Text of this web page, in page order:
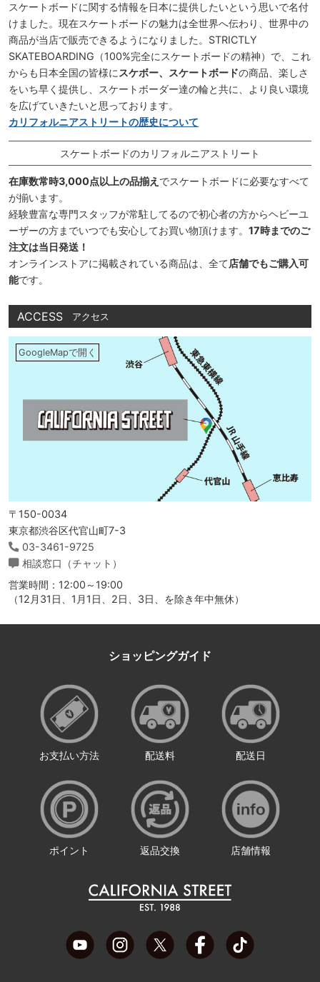
スケートボードに関する情報を日本に提供したいという思いで名付
けました。現在スケートボードの魅力は全世界へ伝わり、世界中の
商品が当店で販売できるようになりました。STRICTLY
SKATEBOARDING（100%完全にスケートボードの精神）で、これ
からも日本全国の皆様に スケボー、スケートボードの商品、楽しさ
をいち早く提供し、スケートボーダー達の輪と共に、より良い環境
を広げていきたいと思っております。
カリフォルニアストリートの歴史について
スケートボードのカリフォルニアストリート
在庫数常時3,000点以上の品揃え でスケートボードに必要なすべて
が揃います。
経験豊富な専門スタッフが常駐してるので初心者の方からヘビーユ
ーザーの方までいつでも安心してお買い物頂けます。 17時までのご
注文は当日発送！
オンラインストアに掲載されている商品は、全て店舗でもご購入可
能です。
ACCESS アクセス
GoogleMapで開く
〒150-0034
東京都渋谷区代官山町7-3
03-3461-9725
相談窓口（チャット）
営業時間：12:00～19:00
（12月31日、1月1日、2日、3日、を除き年中無休）
ショッピングガイド
お支払い方法 配送料 配送日
ポイント 返品交換 店舗情報